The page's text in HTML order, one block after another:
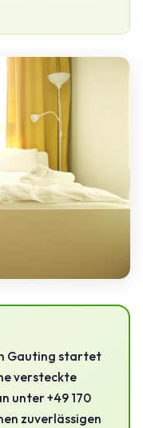
Gauting startet
versteckte
unter +49 170
zuverlässigen